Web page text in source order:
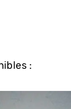
: